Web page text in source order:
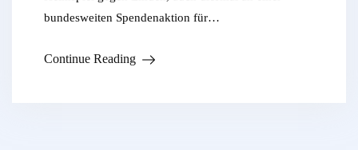
bundesweiten Spendenaktion für…
Continue Reading